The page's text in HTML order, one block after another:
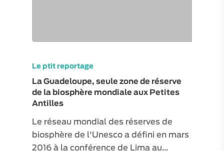
Le ptit reportage
La Guadeloupe, seule zone de réserve
de la biosphère mondiale aux Petites
Antilles
Le réseau mondial des réserves de
biosphère de l'Unesco a défini en mars
2016 à la conférence de Lima au…